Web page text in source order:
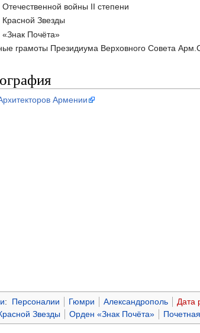
войны II степени
Звезды
Почёта»
грамоты Президиума Верховного Совета
Армении
: Персоналии Гюмри Александрополь Дата
Звезды
Орден «Знак Почёта»